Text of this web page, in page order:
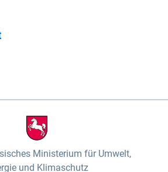
Ministerium für Umwelt,
und Klimaschutz